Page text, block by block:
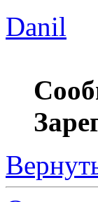
Danil